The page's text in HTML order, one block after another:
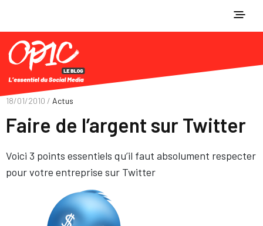
18/01/2010 / Actus
Faire de l’argent sur Twitter
Voici 3 points essentiels qu’il faut absolument respecter
pour votre entreprise sur Twitter